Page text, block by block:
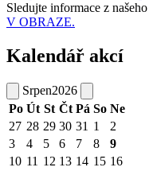
Sledujte informace z
V OBRAZE.
Kalendář akcí
Srpen2026
Po Út St Čt Pá So Ne
27 28 29 30 31 1
2
3
4 5 6 7 8
9
10 11 12 13 14 15 16